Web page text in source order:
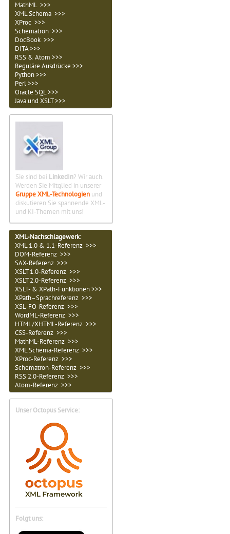
MathML >>>
XML Schema >>>
XProc >>>
Schematron >>>
DocBook >>>
DITA >>>
RSS & Atom >>>
Reguläre Ausdrücke >>>
Python >>>
Perl >>>
Oracle SQL >>>
Java und XSLT >>>
Sie sind bei LinkedIn? Wir auch.
Werden Sie Mitglied in unserer
Gruppe XML-Technologien und
diskutieren Sie spannende XML-
und KI-Themen mit uns!
XML-Nachschlagewerk:
XML 1.0 & 1.1-Referenz >>>
DOM-Referenz >>>
SAX-Referenz >>>
XSLT 1.0-Referenz >>>
XSLT 2.0-Referenz >>>
XSLT- & XPath-Funktionen >>>
XPath–Sprachreferenz >>>
XSL-FO-Referenz >>>
WordML-Referenz >>>
HTML/XHTML-Referenz >>>
CSS-Referenz >>>
MathML-Referenz >>>
XML Schema-Referenz >>>
XProc-Referenz >>>
Schematron-Referenz >>>
RSS 2.0-Referenz >>>
Atom-Referenz >>>
Unser Octopus Service:
Folgt uns: